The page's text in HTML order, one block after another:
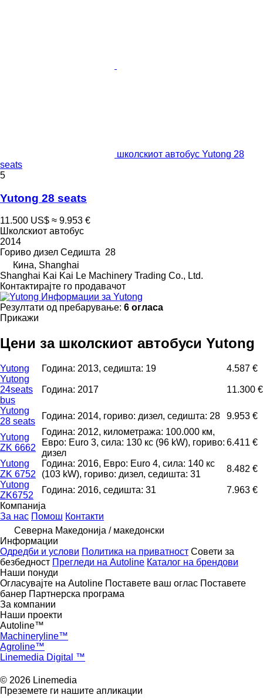
школскиот автобус Yutong 28
seats
5
Yutong 28 seats
11.500 US$ ≈ 9.953 €
Школскиот автобус
2014
Гориво дизел Седишта 28
Кина, Shanghai
Shanghai Kai Kai Le Machinery Trading Co., Ltd.
Контактирајте го продавачот
Информации за Yutong
Резултати од пребарување: 6 огласа
Прикажи
Цени за школскиот автобуси Yutong
Yutong Година: 2013, седишта: 19
4.587 €
Yutong
24seats
bus
Година: 2017 11.300 €
Yutong
28 seats
Година: 2014, гориво: дизел, седишта: 28 9.953 €
Yutong
ZK 6662
Година: 2012, километража: 100.000 км,
Евро: Euro 3, сила: 130 кс (96 kW), гориво:
дизел
6.411 €
Yutong
ZK 6752
Година: 2016, Евро: Euro 4, сила: 140 кс
(103 kW), гориво: дизел, седишта: 31
8.482 €
Yutong
ZK6752
Година: 2016, седишта: 31
7.963 €
Компанија
За нас Помош Контакти
Северна Македонија / македонски
Информации
Одредби и услови Политика на приватност Совети за
безбедност Прегледи на Autoline Каталог на брендови
Наши понуди
Огласувајте на Autoline Поставете ваш оглас Поставете
банер Партнерска програма
За компании
Наши проекти
Autoline™
Machineryline™
Agroline™
Linemedia Digital ™
© 2026 Linemedia
Преземете ги нашите апликации